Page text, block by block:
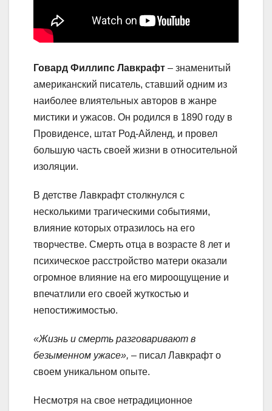
Говард Филлипс Лавкрафт – знаменитый
американский писатель, ставший одним из
наиболее влиятельных авторов в жанре
мистики и ужасов. Он родился в 1890 году в
Провиденсе, штат Род-Айленд, и провел
большую часть своей жизни в относительной
изоляции.
В детстве Лавкрафт столкнулся с
несколькими трагическими событиями,
влияние которых отразилось на его
творчестве. Смерть отца в возрасте 8 лет и
психическое расстройство матери оказали
огромное влияние на его мироощущение и
впечатлили его своей жуткостью и
непостижимостью.
«Жизнь и смерть разговаривают в
безыменном ужасе», – писал Лавкрафт о
своем уникальном опыте.
Несмотря на свое нетрадиционное